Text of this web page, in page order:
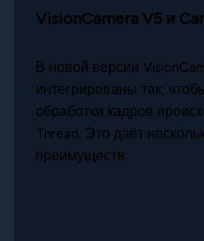
VisionCamera V5 и
В новой версии
интегрированы так,
обработки кадров
Thread. Это даёт
преимуществ: